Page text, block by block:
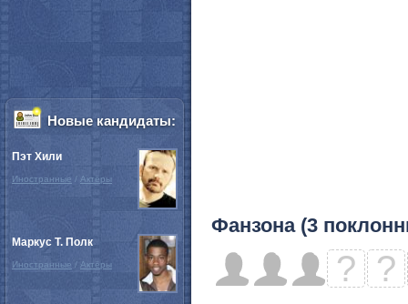
Фанзона (3
? ?
Новые кандидаты:
Пэт Хили
Иностранные / Актёры
Маркус Т. Полк
Иностранные / Актёры